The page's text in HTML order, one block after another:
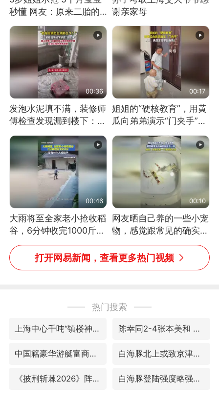
秒懂 网友：原来二胎的
快乐长这样
谢亲家母
00:36
发泡水泥填不满，装修师
傅检查发现漏到楼下：出
风口未延伸到外墙
00:17
姐姐的“硬核教育”，用黄
瓜向弟弟演示“门夹手”，
网友：果然言传不如身
教！
00:46
大雨将至全家老小抢收稻
谷，6分钟收完1000斤，
没有一个人掉链子
00:10
网友晒自己养的一些小宠
物，感觉跟常见的确实有
些不一样
打开网易新闻，查看更多热门视频
热门搜索
上海中心千吨“镇楼神器”摆动明显 陈幸同2-4张本美和 无缘冠军
中国籍豪华游艇富商之子在泰国被杀 白海豚北上或致京津冀暴雨
《披荆斩棘2026》阵容官宣 白海豚登陆强度略强于巴威